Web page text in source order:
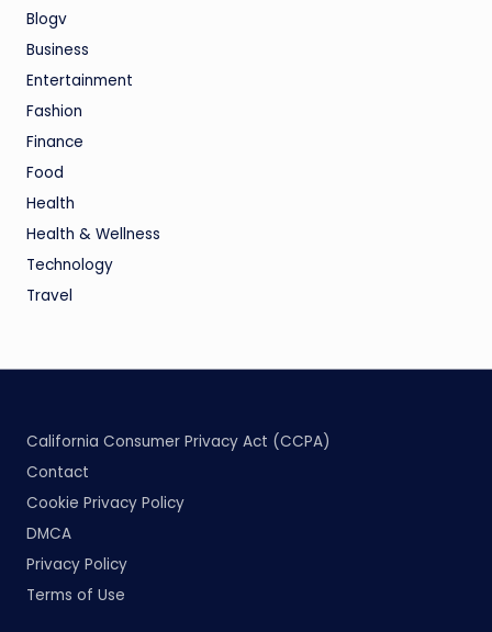
Blogv
Business
Entertainment
Fashion
Finance
Food
Health
Health & Wellness
Technology
Travel
California Consumer Privacy Act (CCPA)
Contact
Cookie Privacy Policy
DMCA
Privacy Policy
Terms of Use